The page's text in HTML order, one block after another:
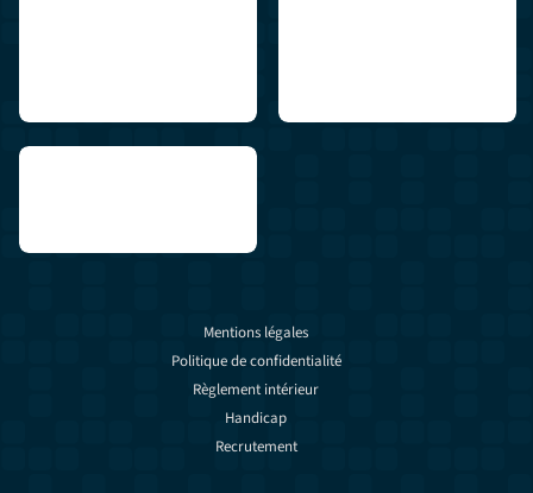
Mentions légales
Politique de confidentialité
Règlement intérieur
Handicap
Recrutement